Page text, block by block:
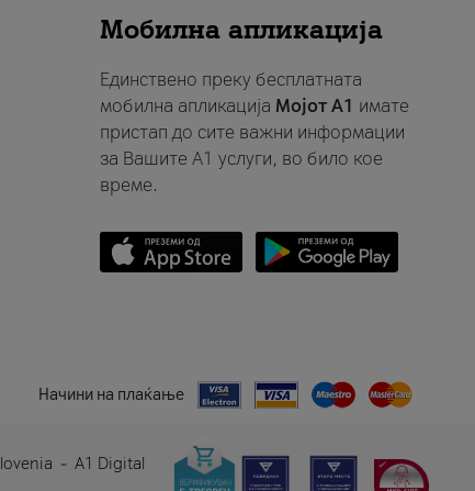
Мобилна апликација
Единствено преку бесплатната
мобилна апликација Мојот A1 имате
пристап до сите важни информации
за Вашите A1 услуги, во било кое
време.
Начини на плаќање
A1 Digital